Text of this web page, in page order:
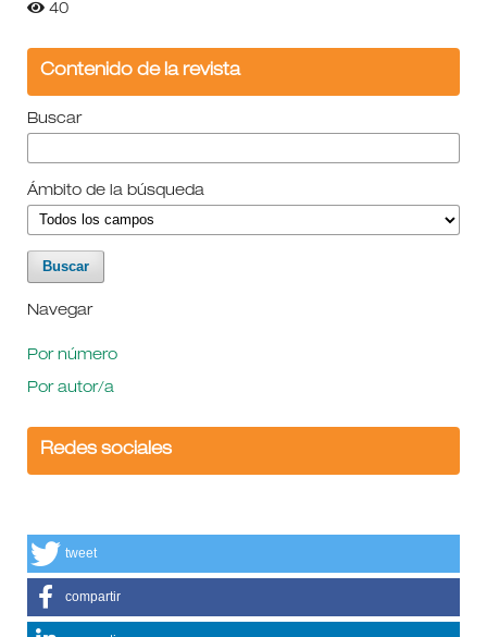
40
Contenido de la revista
Buscar
Ámbito de la búsqueda
Navegar
Por número
Por autor/a
Redes sociales
tweet
compartir